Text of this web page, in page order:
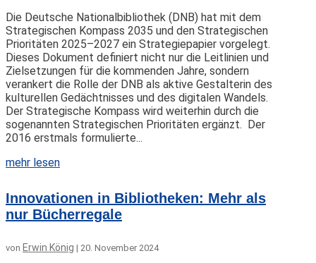
Die Deutsche Nationalbibliothek (DNB) hat mit dem
Strategischen Kompass 2035 und den Strategischen
Prioritäten 2025–2027 ein Strategiepapier vorgelegt.
Dieses Dokument definiert nicht nur die Leitlinien und
Zielsetzungen für die kommenden Jahre, sondern
verankert die Rolle der DNB als aktive Gestalterin des
kulturellen Gedächtnisses und des digitalen Wandels.
Der Strategische Kompass wird weiterhin durch die
sogenannten Strategischen Prioritäten ergänzt. Der
2016 erstmals formulierte...
mehr lesen
Innovationen in Bibliotheken: Mehr als
nur Bücherregale
von Erwin König | 20. November 2024